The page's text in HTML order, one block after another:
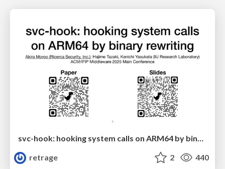
svc-hook: hooking system calls on ARM64 by binary rewriting
retrage
2 440